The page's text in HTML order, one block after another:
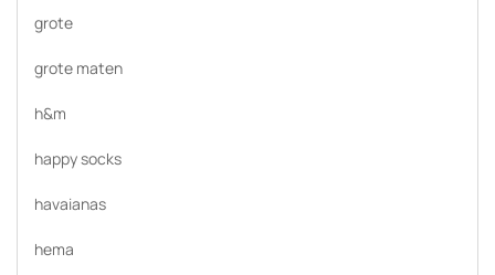
grote
grote maten
h&m
happy socks
havaianas
hema